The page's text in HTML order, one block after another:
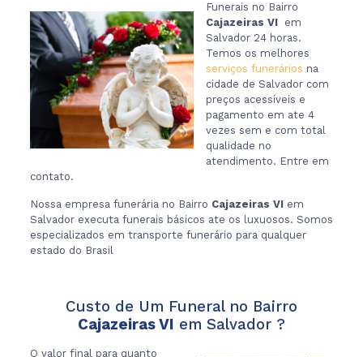
Funerais no Bairro
Cajazeiras VIem
Salvador 24 horas.
Temos os melhores
serviços funerários na
cidade de Salvador com
preços acessíveis e
pagamento em ate 4
vezes sem e com total
qualidade no
atendimento. Entre em
contato.
Nossa empresa funerária no Bairro Cajazeiras VIem
Salvador executa funerais básicos ate os luxuosos. Somos
especializados em transporte funerário para qualquer
estado do Brasil
Custo de Um Funeral no Bairro
Cajazeiras VI em Salvador ?
O valor final para quanto